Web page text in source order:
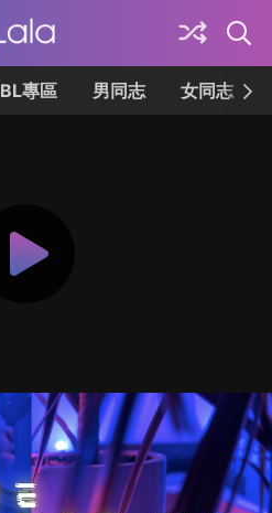
BL專區 男同志 女同志